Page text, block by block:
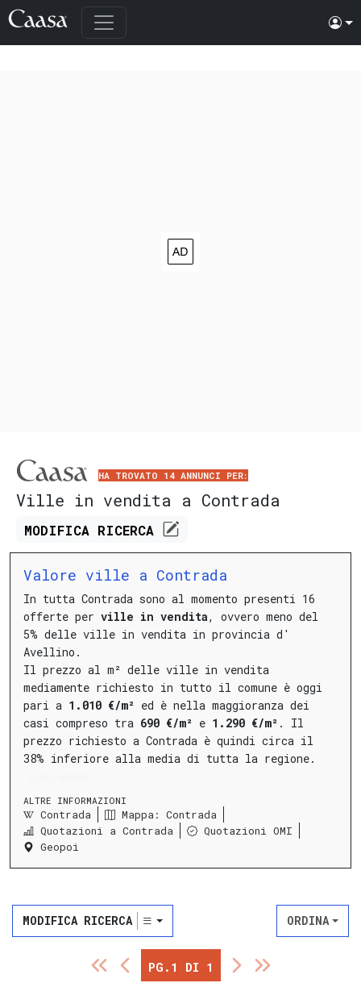
HA TROVATO 14 ANNUNCI PER:
Ville in vendita a Contrada
MODIFICA RICERCA
Valore ville a Contrada
In tutta Contrada sono al momento presenti 16
offerte per ville in vendita, ovvero meno del
5% delle ville in vendita in provincia d'
Avellino.
Il prezzo al m² delle ville in vendita
mediamente richiesto in tutto il comune è oggi
pari a 1.010 €/m² ed è nella maggioranza dei
casi compreso tra 690 €/m² e 1.290 €/m² . Il
prezzo richiesto a Contrada è quindi circa il
38% inferiore alla media di tutta la regione.
ALTRE INFORMAZIONI
Contrada
Mappa: Contrada
Quotazioni a Contrada
Quotazioni OMI
Geopoi
MODIFICA RICERCA ORDINA
PG.1 DI 1